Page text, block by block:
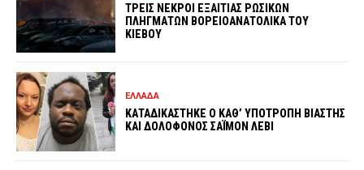
ΤΡΕΙΣ ΝΕΚΡΟΙ ΕΞΑΙΤΙΑΣ ΡΩΣΙΚΩΝ
ΠΛΗΓΜΑΤΩΝ ΒΟΡΕΙΟΑΝΑΤΟΛΙΚΑ ΤΟΥ
ΚΙΕΒΟΥ
ΕΛΛΑΔΑ
ΚΑΤΑΔΙΚΑΣΤΗΚΕ Ο ΚΑΘ’ ΥΠΟΤΡΟΠΗ ΒΙΑΣΤΗΣ
ΚΑΙ ΔΟΛΟΦΟΝΟΣ ΣΑΪΜΟΝ ΛΕΒΙ